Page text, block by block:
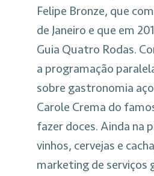
Felipe Bronze, que
de Janeiro e que em
Guia Quatro Rodas.
a programação
sobre gastronomia
Carole Crema do
fazer doces. Ainda na
vinhos, cervejas e
marketing de serviços